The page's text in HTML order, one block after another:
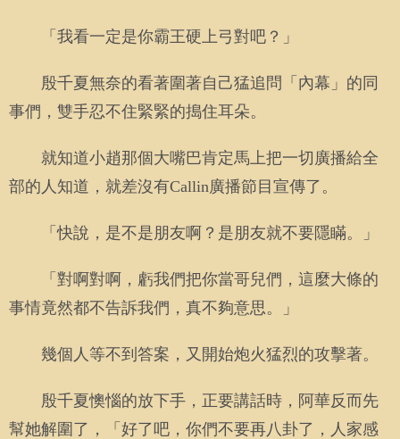
「我看一定是你霸王硬上弓對吧？」
殷千夏無奈的看著圍著自己猛追問「內幕」的同
事們，雙手忍不住緊緊的搗住耳朵。
就知道小趙那個大嘴巴肯定馬上把一切廣播給全
部的人知道，就差沒有Callin廣播節目宣傳了。
「快說，是不是朋友啊？是朋友就不要隱瞞。」
「對啊對啊，虧我們把你當哥兒們，這麼大條的
事情竟然都不告訴我們，真不夠意思。」
幾個人等不到答案，又開始炮火猛烈的攻擊著。
殷千夏懊惱的放下手，正要講話時，阿華反而先
幫她解圍了，「好了吧，你們不要再八卦了，人家感